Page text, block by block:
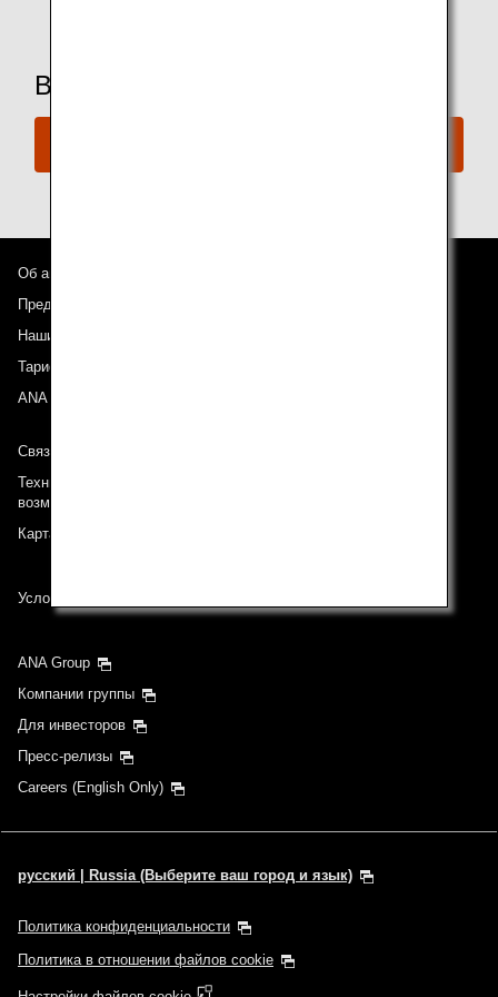
Вы готовы забронировать рейс?
Об авиакомпании ANA
Предложения и объявления
Наши направления
Тариф ANA Experience
ANA Mileage Club
Связь с ANA
Техническая поддержка (Для клиентов с ограниченными
возможностями)
Карта сайта
Условия перевозки
ANA Group
Компании группы
Для инвесторов
Пресс-релизы
Careers (English Only)
русский | Russia (Выберите ваш город и язык)
Политика конфиденциальности
Политика в отношении файлов cookie